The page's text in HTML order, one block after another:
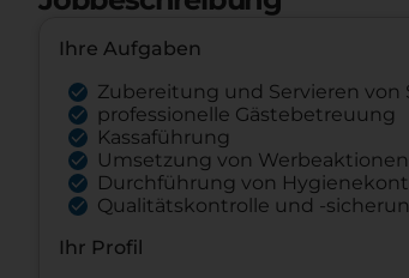
Ihre Aufgaben
Zubereitung und Servieren von
professionelle Gästebetreuung
Kassaführung
Umsetzung von
Durchführung von
Qualitätskontrolle und -
Ihr Profil